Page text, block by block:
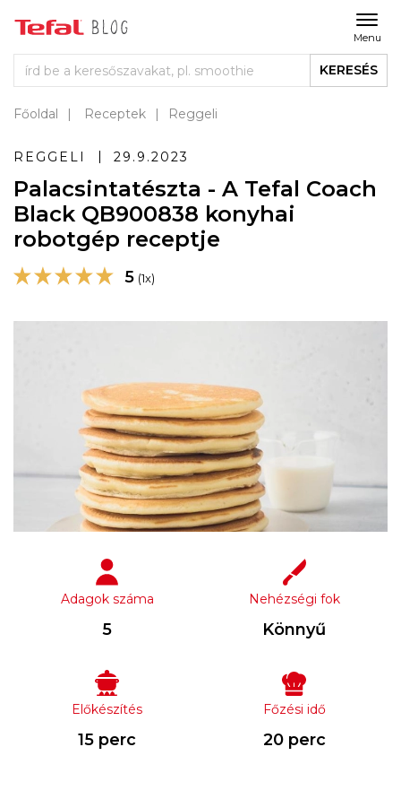
Menu
KERESÉS
Főoldal Receptek Reggeli
REGGELI 29.9.2023
Palacsintatészta - A Tefal Coach
Black QB900838 konyhai
robotgép receptje
5 (1x)
Adagok száma
5
Nehézségi fok
Könnyű
Előkészítés
15 perc
Főzési idő
20 perc